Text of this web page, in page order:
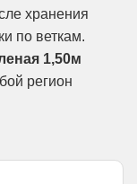
хранения
по веткам.
1,50м
регион